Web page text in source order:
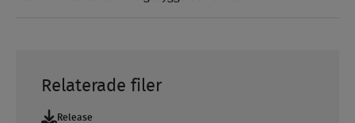
Relaterade filer
Release